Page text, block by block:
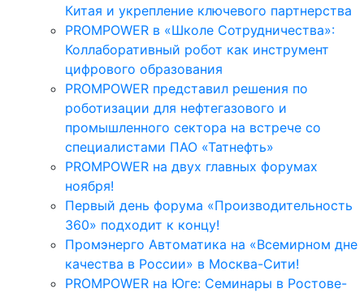
Китая и укрепление ключевого партнерства
PROMPOWER в «Школе Сотрудничества»:
Коллаборативный робот как инструмент
цифрового образования
PROMPOWER представил решения по
роботизации для нефтегазового и
промышленного сектора на встрече со
специалистами ПАО «Татнефть»
PROMPOWER на двух главных форумах
ноября!
Первый день форума «Производительность
360» подходит к концу!
Промэнерго Автоматика на «Всемирном дне
качества в России» в Москва-Сити!
PROMPOWER на Юге: Семинары в Ростове-